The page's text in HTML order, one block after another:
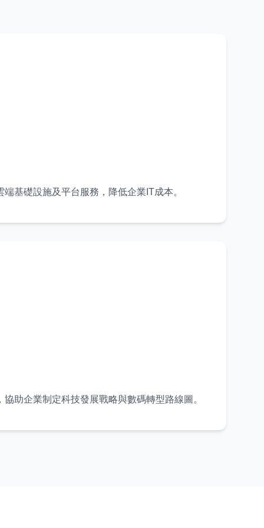
基礎設施及平台服務，降低企業IT成本。
助企業制定科技發展戰略與數碼轉型路線圖。